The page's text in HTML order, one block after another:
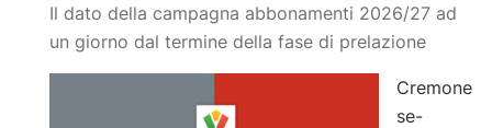
Il dato della campagna abbonamenti 2026/27 ad
un giorno dal termine della fase di prelazione
Cremone
se-